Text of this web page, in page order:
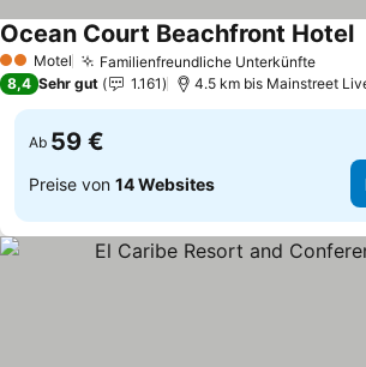
2 SterneMotel Familienfreundliche Unterkünfte
Ocean Court Beachfront Hotel
8,4 Sehr gut 1.161 4.5 km bis Mainstreet
Ab 59 €
Preise von 14 Websites